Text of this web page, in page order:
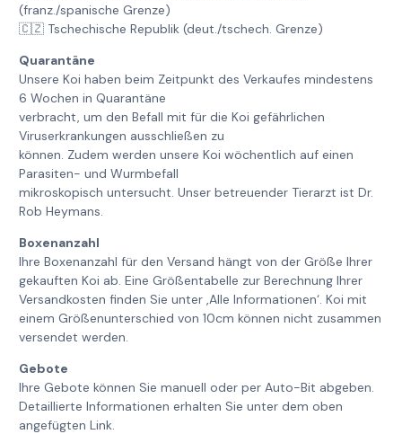
(franz./spanische Grenze)
🇨🇿 Tschechische Republik (deut./tschech. Grenze)
Quarantäne
Unsere Koi haben beim Zeitpunkt des Verkaufes mindestens
6 Wochen in Quarantäne
verbracht, um den Befall mit für die Koi gefährlichen
Viruserkrankungen ausschließen zu
können. Zudem werden unsere Koi wöchentlich auf einen
Parasiten- und Wurmbefall
mikroskopisch untersucht. Unser betreuender Tierarzt ist Dr.
Rob Heymans.
Boxenanzahl
Ihre Boxenanzahl für den Versand hängt von der Größe Ihrer
gekauften Koi ab. Eine Größentabelle zur Berechnung Ihrer
Versandkosten finden Sie unter ‚Alle Informationen‘. Koi mit
einem Größenunterschied von 10cm können nicht zusammen
versendet werden.
Gebote
Ihre Gebote können Sie manuell oder per Auto-Bit abgeben.
Detaillierte Informationen erhalten Sie unter dem oben
angefügten Link.